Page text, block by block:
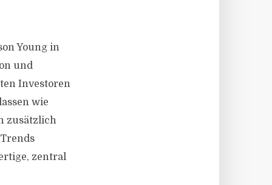
Young in
und
Investoren
wie
zusätzlich
zentral